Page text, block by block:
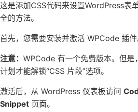
这是添加CSS代码来设置WordPress表
全的方法。
首先，您需要安装并激活 WPCode 插件
注意： WPCode 有一个免费版本。但是
计划才能解锁“CSS 片段”选项。
激活后，从 WordPress 仪表板访问
Snippet 页面。